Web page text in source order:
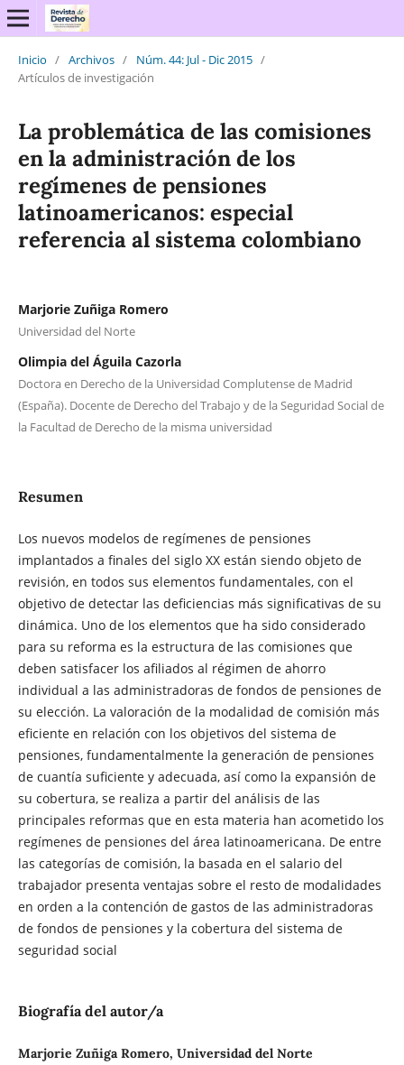
Inicio / Archivos / Núm. 44: Jul - Dic 2015 /
Artículos de investigación
La problemática de las comisiones
en la administración de los
regímenes de pensiones
latinoamericanos: especial
referencia al sistema colombiano
Marjorie Zuñiga Romero
Universidad del Norte
Olimpia del Águila Cazorla
Doctora en Derecho de la Universidad Complutense de Madrid
(España). Docente de Derecho del Trabajo y de la Seguridad Social de
la Facultad de Derecho de la misma universidad
Resumen
Los nuevos modelos de regímenes de pensiones
implantados a finales del siglo XX están siendo objeto de
revisión, en todos sus elementos fundamentales, con el
objetivo de detectar las deficiencias más significativas de su
dinámica. Uno de los elementos que ha sido considerado
para su reforma es la estructura de las comisiones que
deben satisfacer los afiliados al régimen de ahorro
individual a las administradoras de fondos de pensiones de
su elección. La valoración de la modalidad de comisión más
eficiente en relación con los objetivos del sistema de
pensiones, fundamentalmente la generación de pensiones
de cuantía suficiente y adecuada, así como la expansión de
su cobertura, se realiza a partir del análisis de las
principales reformas que en esta materia han acometido los
regímenes de pensiones del área latinoamericana. De entre
las categorías de comisión, la basada en el salario del
trabajador presenta ventajas sobre el resto de modalidades
en orden a la contención de gastos de las administradoras
de fondos de pensiones y la cobertura del sistema de
seguridad social
Biografía del autor/a
Marjorie Zuñiga Romero, Universidad del Norte